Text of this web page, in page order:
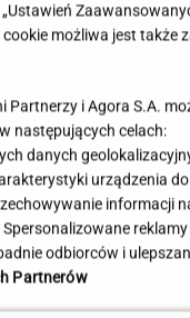
ZNAK Z '30'
LETNIE OKAZJE
możliwa jest także
Partnerzy i Agora S.A.
następujących celach:
danych
urządzenia
informacji
odbiorców i
Partnerów